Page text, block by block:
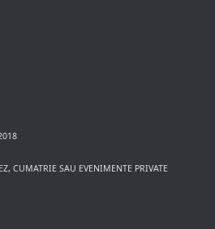
CUMATRIE SAU EVENIMENTE PRIVATE